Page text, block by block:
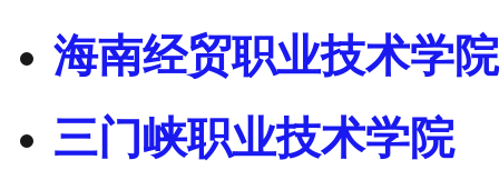
海南经贸职业技术学院
三门峡职业技术学院